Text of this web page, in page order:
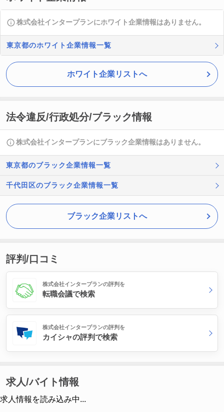
株式会社インタープランにホワイト企業情報はありません。
東京都のホワイト企業情報一覧
ホワイト企業リストへ
法令違反/行政処分/ブラック情報
株式会社インタープランにブラック企業情報はありません。
東京都のブラック企業情報一覧
千代田区のブラック企業情報一覧
ブラック企業リストへ
評判/口コミ
株式会社インタープランの評判を
転職会議で検索
株式会社インタープランの評判を
カイシャの評判で検索
求人/バイト情報
求人情報を読み込み中...